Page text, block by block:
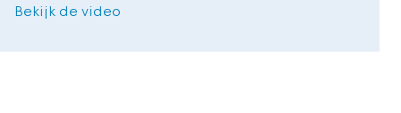
Bekijk de video